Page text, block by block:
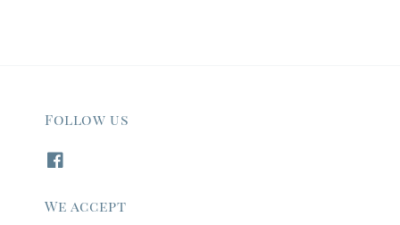
Follow us
We accept